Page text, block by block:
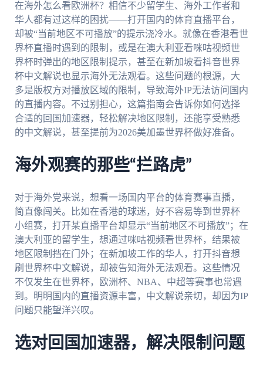
在海外怎么看欧洲杯？相信不少留学生、海外工作者和
华人都有过这样的困扰——打开国内的体育直播平台，
却被“当前地区不可播放”的提示浇冷水。就像在香港看世
界杯直播时遇到的限制，或是在澳大利亚看咪咕视频世
界杯时弹出的地区限制提示，甚至在新加坡看抖音世界
杯中文解说也显示海外无法观看。这些问题的根源，大
多是版权方对播放区域的限制，导致海外IP无法访问国内
的直播内容。不过别担心，这篇指南会告诉你如何选择
合适的回国加速器，轻松解决地区限制，还能享受熟悉
的中文解说，甚至提前为2026美加墨世界杯做好准备。
海外观赛的那些“拦路虎”
对于海外党来说，想看一场国内平台的体育赛事直播，
简直像闯关。比如在香港的球迷，好不容易等到世界杯
小组赛，打开某直播平台却显示“当前地区不可播放”；在
澳大利亚的留学生，想通过咪咕视频看世界杯，结果被
地区限制挡在门外；在新加坡工作的华人，打开抖音想
刷世界杯中文解说，却被告知海外无法观看。这些情况
不仅发生在世界杯，欧洲杯、NBA、中超等赛事也常遇
到。明明国内的直播资源丰富，中文解说亲切，却因为IP
问题只能望洋兴叹。
选对回国加速器，解决限制问题